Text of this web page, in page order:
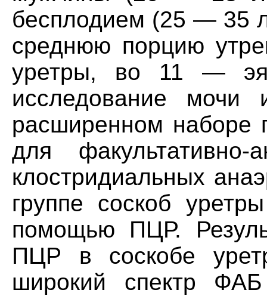
бесплодием (25 — 35
среднюю порцию
уретры, во 11 —
исследование мочи
расширенном наборе
для
клостридиальных
группе соскоб
помощью ПЦР.
ПЦР в соскобе
широкий спектр